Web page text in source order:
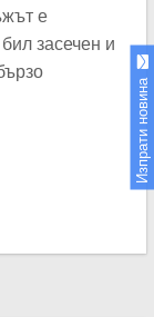
е
засечен и
Изпрати новина